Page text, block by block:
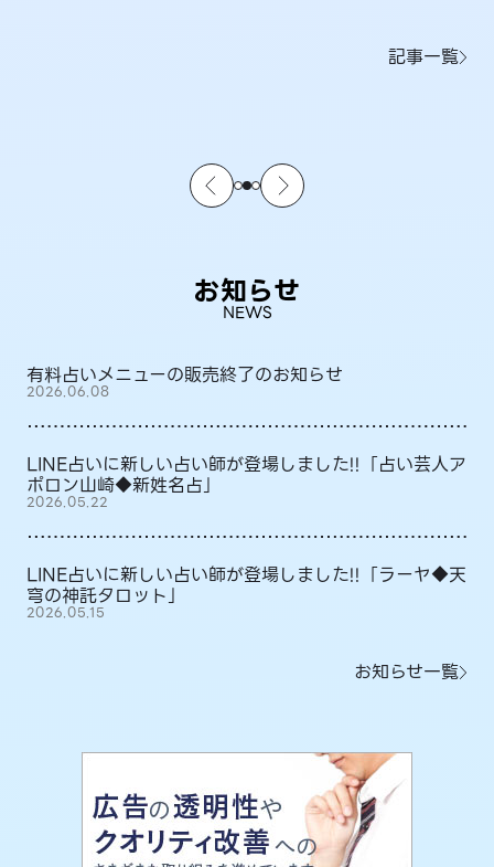
記事一覧
お知らせ
NEWS
有料占いメニューの販売終了のお知らせ
2026.06.08
LINE占いに新しい占い師が登場しました!!「占い芸人ア
ポロン山崎◆新姓名占」
2026.05.22
LINE占いに新しい占い師が登場しました!!「ラーヤ◆天
穹の神託タロット」
2026.05.15
お知らせ一覧